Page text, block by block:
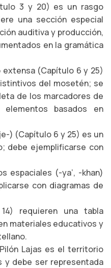
3 y 20) es un rasgo
una sección especial
auditiva y producción,
en la gramática
extensa (Capítulo 6 y 25)
del mosetén; se
de los marcadores de
basados en
) (Capítulo 6 y 25) es un
debe ejemplificarse con
espaciales (-ya’, -khan)
con diagramas de
requieren una tabla
materiales educativos y
Lajas es el territorio
y debe ser representada